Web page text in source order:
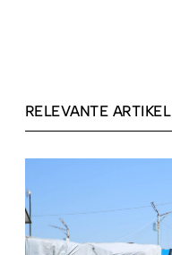
RELEVANTE ARTIKEL